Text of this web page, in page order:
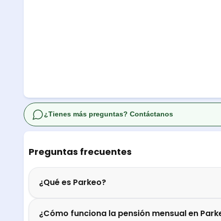
Preguntas frecuentes
¿Qué es Parkeo?
¿Cómo funciona la pensión mensual en
¿Tienes más preguntas? Contáctanos